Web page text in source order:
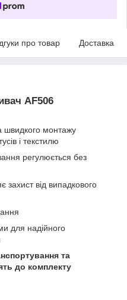
про товар Доставка
AF506
швидкого монтажу
і текстилю
регулюється без
захист від випадкового
для надійного
та
до комплекту